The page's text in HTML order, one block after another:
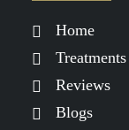
Home
Treatments
Reviews
Blogs